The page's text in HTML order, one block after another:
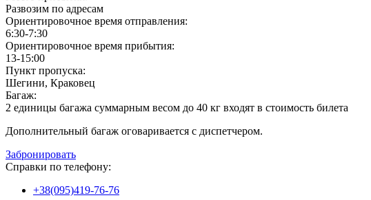
Развозим по адресам
Ориентировочное время отправления:
6:30-7:30
Ориентировочное время прибытия:
13-15:00
Пункт пропуска:
Шегини, Краковец
Багаж:
2 единицы багажа суммарным весом до 40 кг входят в стоимость билета
Дополнительный багаж оговаривается с диспетчером.
Забронировать
Справки по телефону:
+38(095)419-76-76